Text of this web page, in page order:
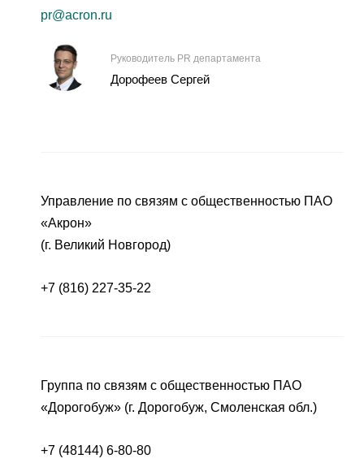
pr@acron.ru
Руководитель PR департамента
Дорофеев Сергей
Управление по связям с общественностью ПАО
«Акрон»
(г. Великий Новгород)
+7 (816) 227-35-22
Группа по связям с общественностью ПАО
«Дорогобуж» (г. Дорогобуж, Смоленская обл.)
+7 (48144) 6-80-80